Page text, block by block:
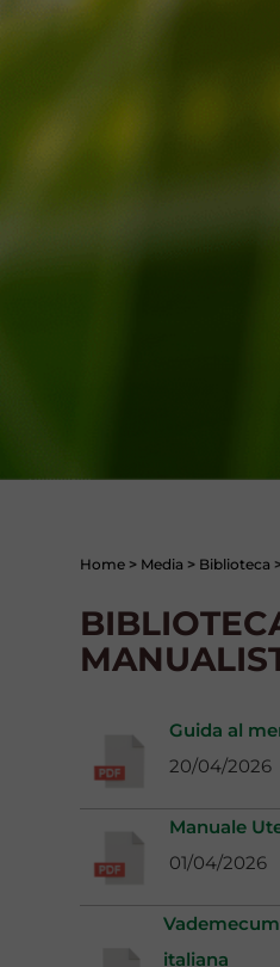
Home > Media > Biblioteca
Guida al
20/04/2026
Manuale
01/04/2026
italiana